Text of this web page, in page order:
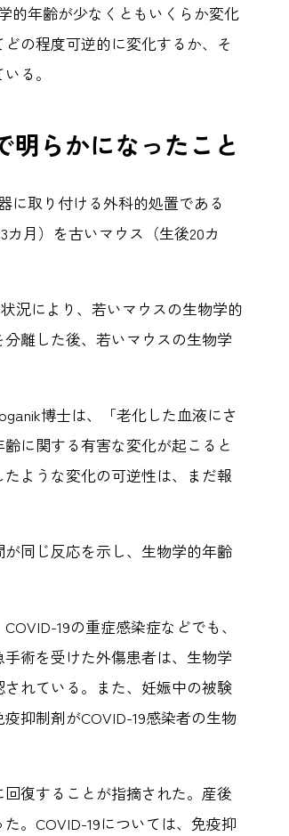
的年齢が少なくともいくらか変化
の程度可逆的に変化するか、そ
る。
明らかになったこと
に取り付ける外科的処置である
月）を古いマウス（生後20カ
況により、若いマウスの生物学的
離した後、若いマウスの生物学
博士は、「老化した血液にさ
に関する有害な変化が起こると
ような変化の可逆性は、まだ報
同じ反応を示し、生物学的年齢
19の重症感染症などでも、
術を受けた外傷患者は、生物学
れている。また、妊娠中の被験
抑制剤がCOVID-19感染者の生物
復することが指摘された。産後
。COVID-19については、免疫抑